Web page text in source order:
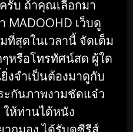
รับ ถ้าคุณเลือกมา
MADOOHD เว็บดู
ที่สุดในเวลานี้ จัดเต็ม
หรือโทรทัศน์สด ผู้ใด
งจำเป็นต้องมาดูกับ
ะกันภาพงามชัดแจ๋ว
ห้ท่านได้หนัง